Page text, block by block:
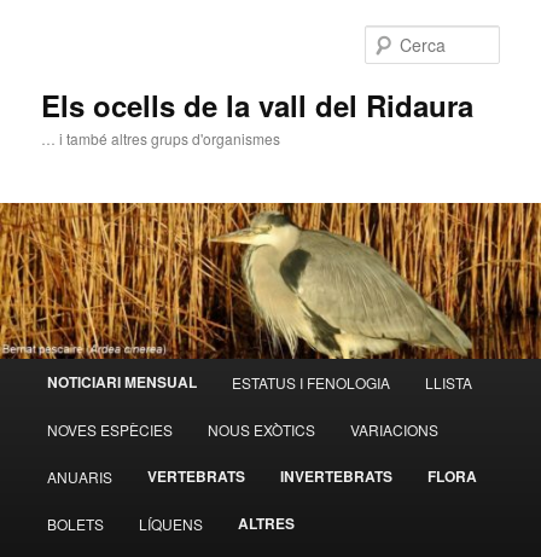
Els ocells de la vall del Ridaura
… i també altres grups d'organismes
NOTICIARI MENSUAL ESTATUS I FENOLOGIA LLISTA
NOVES ESPÈCIES NOUS EXÒTICS VARIACIONS
ANUARIS VERTEBRATS INVERTEBRATS FLORA
BOLETS LÍQUENS ALTRES